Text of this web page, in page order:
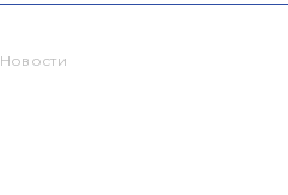
Новости